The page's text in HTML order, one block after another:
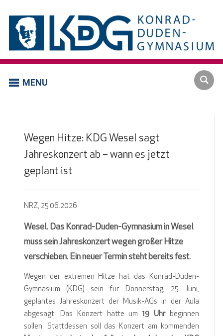
MENU
Wegen Hitze: KDG Wesel sagt
Jahreskonzert ab – wann es jetzt
geplant ist
NRZ, 25.06.2026
Wesel. Das Konrad-Duden-Gymnasium in Wesel
muss sein Jahreskonzert wegen großer Hitze
verschieben. Ein neuer Termin steht bereits fest.
Wegen der extremen Hitze hat das Konrad-Duden-
Gymnasium (KDG) sein für Donnerstag, 25. Juni,
geplantes Jahreskonzert der Musik-AGs in der Aula
abgesagt. Das Konzert hätte um19 Uhrbeginnen
sollen. Stattdessen soll das Konzert am kommenden